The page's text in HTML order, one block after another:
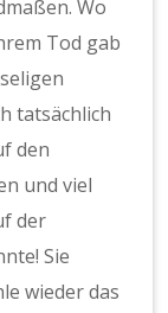
Wo
Tod gab
tatsächlich
den
und viel
der
Sie
wieder das